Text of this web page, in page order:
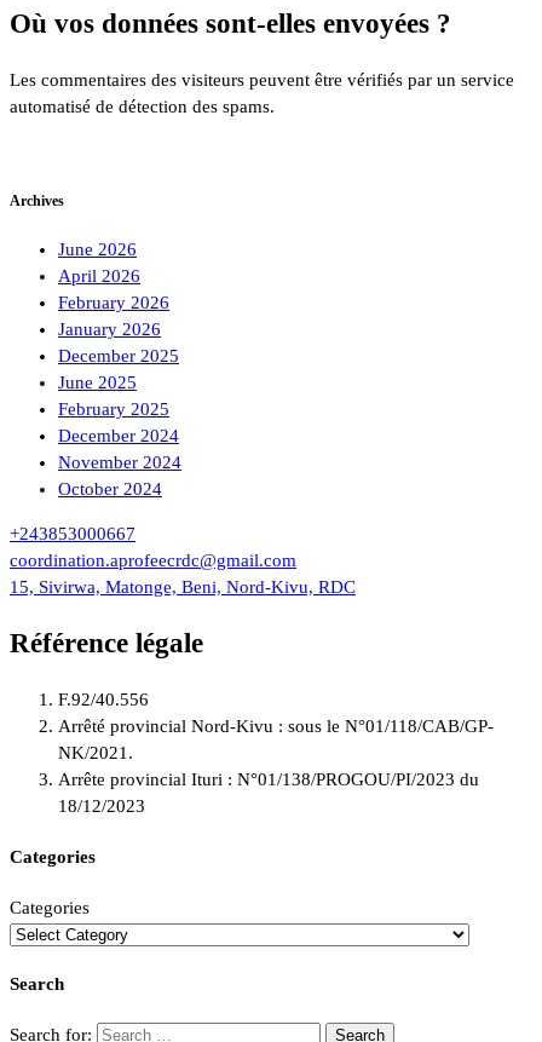
Où vos données sont-elles envoyées ?
Les commentaires des visiteurs peuvent être vérifiés par un service
automatisé de détection des spams.
Archives
June 2026
April 2026
February 2026
January 2026
December 2025
June 2025
February 2025
December 2024
November 2024
October 2024
+243853000667
coordination.aprofeecrdc@gmail.com
15, Sivirwa, Matonge, Beni, Nord-Kivu, RDC
Référence légale
F.92/40.556
Arrêté provincial Nord-Kivu : sous le N°01/118/CAB/GP-
NK/2021.
Arrête provincial Ituri : N°01/138/PROGOU/PI/2023 du
18/12/2023
Categories
Categories
Search
Search for: